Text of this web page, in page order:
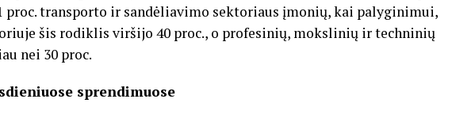
proc. transporto ir sandėliavimo sektoriaus įmonių, kai palyginimui,
šis rodiklis viršijo 40 proc., o profesinių, mokslinių ir techninių
nei 30 proc.
sprendimuose